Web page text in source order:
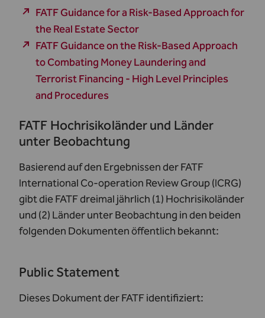
FATF Guidance for a Risk-Based Approach for
the Real Estate Sector
FATF Guidance on the Risk-Based Approach
to Combating Money Laundering and
Terrorist Financing - High Level Principles
and Procedures
FATF Hochrisikoländer und Länder
unter Beobachtung
Basierend auf den Ergebnissen der FATF
International Co-operation Review Group (ICRG)
gibt die FATF dreimal jährlich (1) Hochrisikoländer
und (2) Länder unter Beobachtung in den beiden
folgenden Dokumenten öffentlich bekannt:
Public Statement
Dieses Dokument der FATF identifiziert: